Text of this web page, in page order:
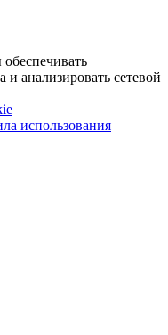
анализировать сетевой
использования